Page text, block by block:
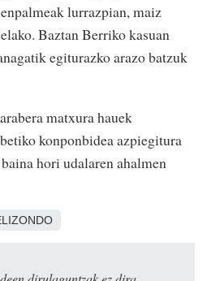
lurrazpian, maiz
Baztan Berriko kasuan
egiturazko arazo batzuk
matxura hauek
konponbidea azpiegitura
hori udalaren ahalmen